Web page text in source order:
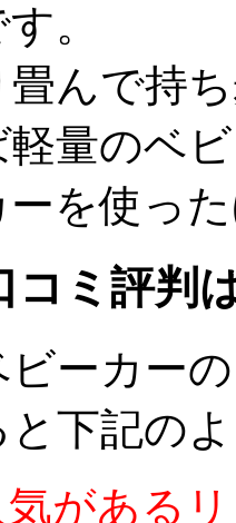
。
畳んで持
量のベ
を使っ
コミ評判
ーカー
と下記の
気がある